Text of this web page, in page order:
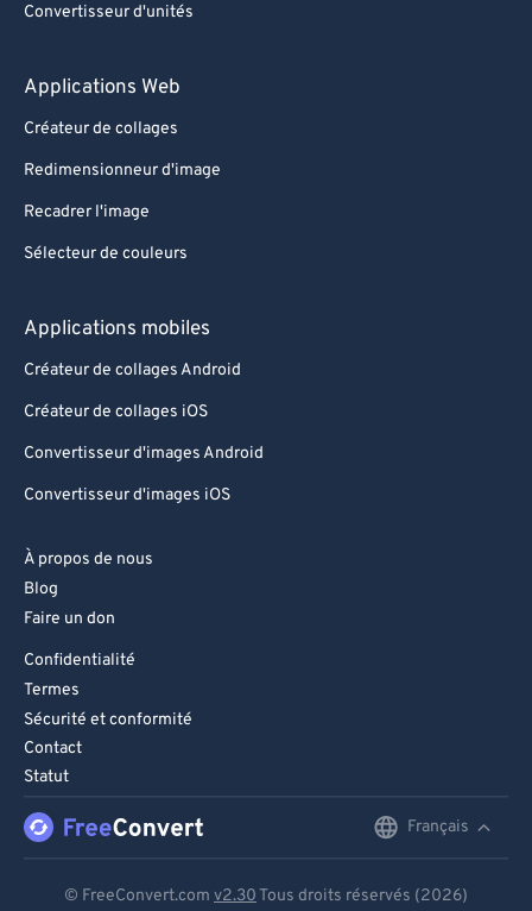
Convertisseur d'unités
Applications Web
Créateur de collages
Redimensionneur d'image
Recadrer l'image
Sélecteur de couleurs
Applications mobiles
Créateur de collages Android
Créateur de collages iOS
Convertisseur d'images Android
Convertisseur d'images iOS
À propos de nous
Blog
Faire un don
Confidentialité
Termes
Sécurité et conformité
Contact
Statut
Français
© FreeConvert.com v2.30 Tous droits réservés (2026)